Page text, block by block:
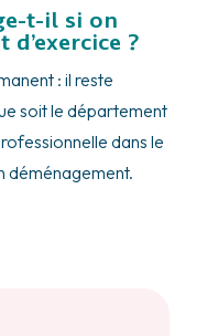
t-il si on
?
: il reste
soit le département
dans le
déménagement.